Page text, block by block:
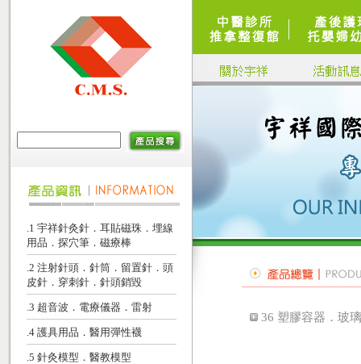
.1 宇祥針灸針．耳貼磁珠．埋線
用品．探穴筆．磁療棒
.2 注射針頭．針筒．留置針．頭
皮針．穿刺針．針頭銷毀
.3 超音波．電療儀器．雷射
.4 護具用品．醫用彈性襪
.5 針灸模型．醫教模型
36 塑膠容器．玻